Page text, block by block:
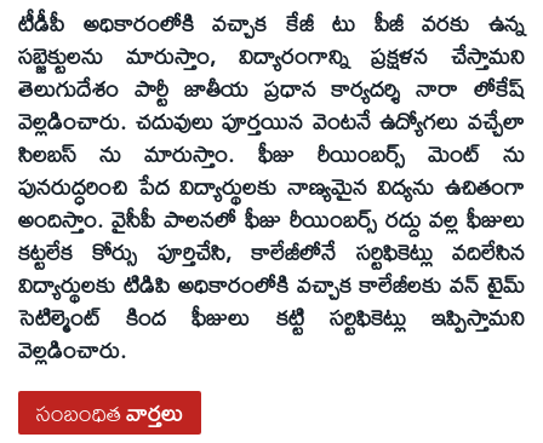
టీడీపీ అధికారంలోకి వచ్చాక కేజీ టు పీజీ వరకు ఉన్న
సబ్జెక్టులను మారుస్తాం, విద్యారంగాన్ని ప్రక్షళన చేస్తామని
తెలుగుదేశం పార్టీ జాతీయ ప్రధాన కార్యదర్శి నారా లోకేష్
వెల్లడించారు. చదువులు పూర్తయిన వెంటనే ఉద్యోగలు వచ్చేలా
సిలబస్ ను మారుస్తాం. ఫీజు రీయింబర్స్ మెంట్ ను
పునరుద్ధరించి పేద విద్యార్థులకు నాణ్యమైన విద్యను ఉచితంగా
అందిస్తాం. వైసీపీ పాలనలో ఫీజు రీయింబర్స్ రద్దు వల్ల ఫీజులు
కట్టలేక కోర్సు పూర్తిచేసి, కాలేజీలోనే సర్టిఫికెట్లు వదిలేసిన
విద్యార్థులకు టిడిపి అధికారంలోకి వచ్చాక కాలేజీలకు వన్ టైమ్
సెటిల్మెంట్ కింద ఫీజులు కట్టి సర్టిఫికెట్లు ఇప్పిస్తామని
వెల్లడించారు.
సంబంధితవార్తలు